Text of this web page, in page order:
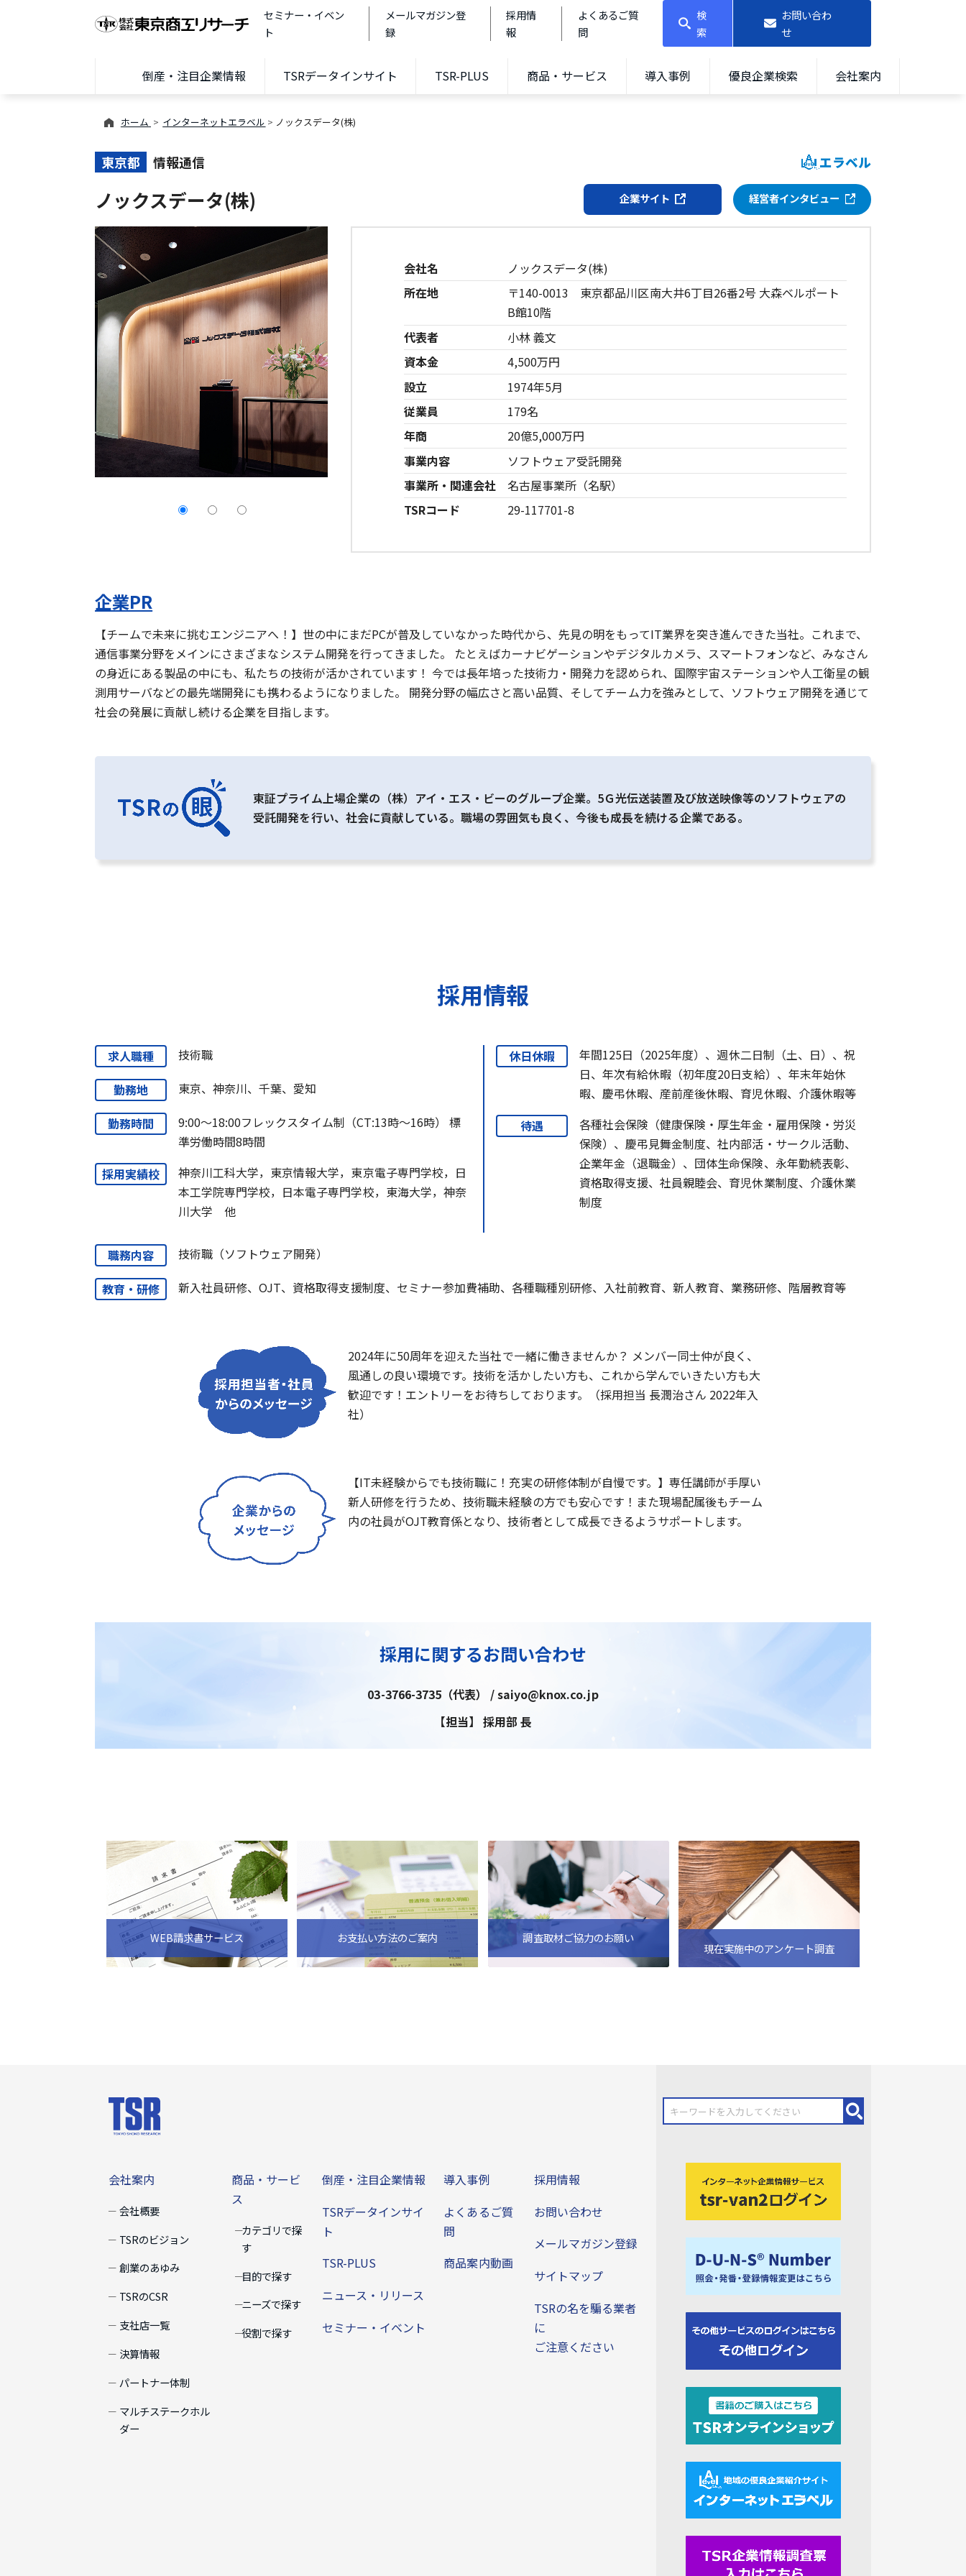
セミナー・イベン
ト
メールマガジン登
録
採用情
報
よくあるご質
問
検
索
お問い合わ
せ
倒産・注目企業情報 TSRデータインサイト TSR-PLUS 商品・サービス 導入事例 優良企業検索 会社案内
ホーム インターネットエラベル ノックスデータ(株)
東京都 情報通信 エラベル
ノックスデータ(株) 企業サイト 経営者インタビュー
会社名
ノックスデータ(株)
所在地
〒140-0013 東京都品川区南大井6丁目26番2号 大森ベルポート
B館10階
代表者
小林 義文
資本金
4,500万円
設立
1974年5月
従業員
179名
年商
20億5,000万円
事業内容
ソフトウェア受託開発
事業所・関連会社
名古屋事業所（名駅）
TSRコード
29-117701-8
企業PR
【チームで未来に挑むエンジニアへ！】世の中にまだPCが普及していなかった時代から、先見の明をもってIT業界を突き進んできた当社。これまで、
通信事業分野をメインにさまざまなシステム開発を行ってきました。 たとえばカーナビゲーションやデジタルカメラ、スマートフォンなど、みなさん
の身近にある製品の中にも、私たちの技術が活かされています！ 今では長年培った技術力・開発力を認められ、国際宇宙ステーションや人工衛星の観
測用サーバなどの最先端開発にも携わるようになりました。 開発分野の幅広さと高い品質、そしてチーム力を強みとして、ソフトウェア開発を通じて
社会の発展に貢献し続ける企業を目指します。
東証プライム上場企業の（株）アイ・エス・ビーのグループ企業。5Ｇ光伝送装置及び放送映像等のソフトウェアの
受託開発を行い、社会に貢献している。職場の雰囲気も良く、今後も成長を続ける企業である。
採用情報
求人職種 技術職
勤務地 東京、神奈川、千葉、愛知
勤務時間
9:00～18:00フレックスタイム制（CT:13時～16時） 標
準労働時間8時間
採用実績校
神奈川工科大学，東京情報大学，東京電子専門学校，日
本工学院専門学校，日本電子専門学校，東海大学，神奈
川大学 他
休日休暇
年間125日（2025年度）、週休二日制（土、日）、祝
日、年次有給休暇（初年度20日支給）、年末年始休
暇、慶弔休暇、産前産後休暇、育児休暇、介護休暇等
待遇
各種社会保険（健康保険・厚生年金・雇用保険・労災
保険）、慶弔見舞金制度、社内部活・サークル活動、
企業年金（退職金）、団体生命保険、永年勤続表彰、
資格取得支援、社員親睦会、育児休業制度、介護休業
制度
職務内容 技術職（ソフトウェア開発）
教育・研修 新入社員研修、OJT、資格取得支援制度、セミナー参加費補助、各種職種別研修、入社前教育、新人教育、業務研修、階層教育等
2024年に50周年を迎えた当社で一緒に働きませんか？ メンバー同士仲が良く、
風通しの良い環境です。技術を活かしたい方も、これから学んでいきたい方も大
歓迎です！エントリーをお待ちしております。（採用担当 長潤治さん 2022年入
社）
【IT未経験からでも技術職に！充実の研修体制が自慢です。】専任講師が手厚い
新人研修を行うため、技術職未経験の方でも安心です！また現場配属後もチーム
内の社員がOJT教育係となり、技術者として成長できるようサポートします。
採用に関するお問い合わせ
03-3766-3735（代表） / saiyo@knox.co.jp
【担当】 採用部 長
WEB請求書サービス お支払い方法のご案内 調査取材ご協力のお願い
現在実施中のアンケート調査
会社案内
会社概要
TSRのビジョン
創業のあゆみ
TSRのCSR
支社店一覧
決算情報
パートナー体制
マルチステークホル
ダー
商品・サービ
ス
カテゴリで探
す
目的で探す
ニーズで探す
役割で探す
倒産・注目企業情報
TSRデータインサイ
ト
TSR-PLUS
ニュース・リリース
セミナー・イベント
導入事例
よくあるご質
問
商品案内動画
採用情報
お問い合わせ
メールマガジン登録
サイトマップ
TSRの名を騙る業者
に
ご注意ください